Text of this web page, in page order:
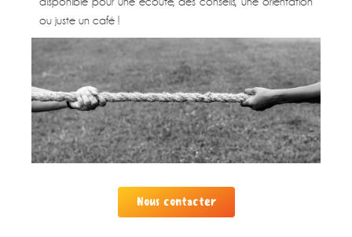
ou juste un café !
Nous contacter